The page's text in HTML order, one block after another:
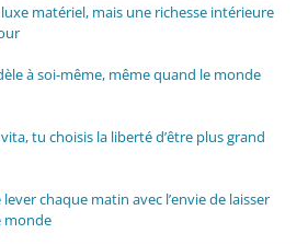
luxe matériel, mais une richesse intérieure
à soi-même, même quand le monde
tu choisis la liberté d’être plus grand
lever chaque matin avec l’envie de laisser
monde